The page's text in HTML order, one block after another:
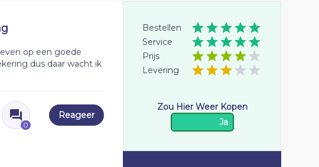
op een goede
dus daar wacht ik
0
Reageer
Bestellen
Service
Prijs
Levering
Zou Hier Weer Kopen
Ja